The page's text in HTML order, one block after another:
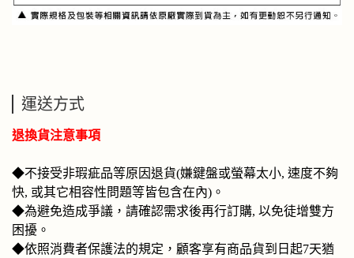
運送方式
退換貨注意事項
◆不接受非瑕疵品等原因退貨(嫌鍵盤或螢幕太小, 速度不夠
快, 或其它相容性問題等皆包含在內)。
◆為避免造成爭議，請確認需求後再行訂購, 以免徒增雙方
困擾。
◆依照消費者保護法的規定，顧客享有商品貨到日起7天猶